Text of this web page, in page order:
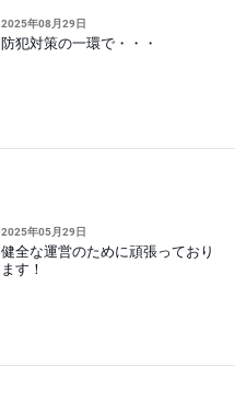
2025年08月29日
防犯対策の一環で・・・
2025年05月29日
健全な運営のために頑張っており
ます！